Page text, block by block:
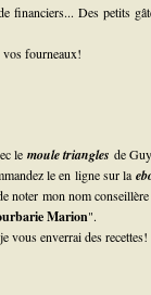
financiers... Des petits
fourneaux!
le moule triangles de
le en ligne sur la
noter mon nom conseillère
Marion".
vous enverrai des recettes!